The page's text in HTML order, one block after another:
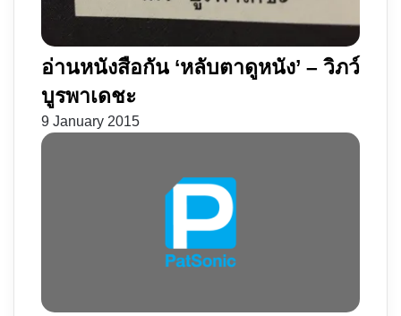
อ่านหนังสือกัน ‘หลับตาดูหนัง’ – วิภว์
บูรพาเดชะ
9 January 2015